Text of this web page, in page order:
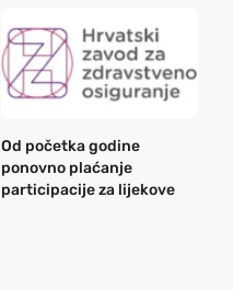
Od početka godine
ponovno plaćanje
participacije za lijekove